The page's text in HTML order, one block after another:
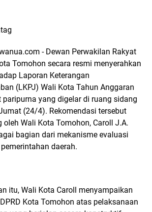
- Dewan Perwakilan Rakyat
Tomohon secara resmi menyerahkan
Laporan Keterangan
(LKPJ) Wali Kota Tahun Anggaran
yang digelar di ruang sidang
(24/4). Rekomendasi tersebut
Wali Kota Tomohon, Caroll J.A.
bagian dari mekanisme evaluasi
daerah.
itu, Wali Kota Caroll menyampaikan
Kota Tomohon atas pelaksanaan